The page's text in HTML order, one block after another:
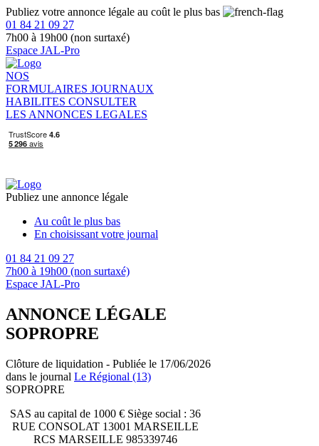
Publiez votre annonce légale au coût le plus bas
01 84 21 09 27
7h00 à 19h00 (non surtaxé)
Espace JAL-Pro
NOS
FORMULAIRES JOURNAUX
HABILITES CONSULTER
LES ANNONCES LEGALES
Publiez une annonce légale
Au coût le plus bas
En choisissant votre journal
01 84 21 09 27
7h00 à 19h00 (non surtaxé)
Espace JAL-Pro
ANNONCE LÉGALE
SOPROPRE
Clôture de liquidation - Publiée le 17/06/2026
dans le journal Le Régional (13)
SOPROPRE
SAS au capital de 1000 € Siège social : 36
RUE CONSOLAT 13001 MARSEILLE
RCS MARSEILLE 985339746